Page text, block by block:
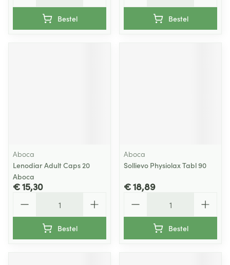
Bestel Bestel
Aboca
Lenodiar Adult Caps 20
Aboca
€ 15,30
Bestel
Aboca
Sollievo Physiolax Tabl 90
€ 18,89
Bestel